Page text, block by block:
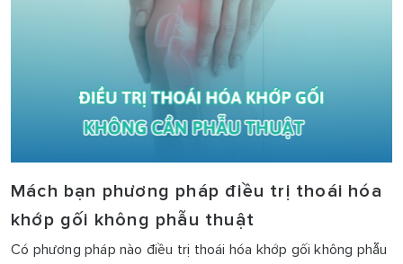
Mách bạn phương pháp điều trị thoái hóa
khớp gối không phẫu thuật
Có phương pháp nào điều trị thoái hóa khớp gối không phẫu